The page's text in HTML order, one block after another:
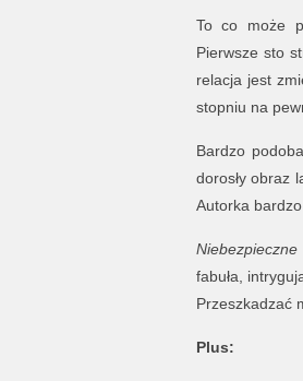
To co może
Pierwsze sto
relacja jest
stopniu na
Bardzo
dorosły obraz
Autorka bardzo
fabuła,
Przeszkadzać
Plus: